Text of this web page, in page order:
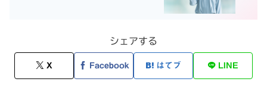
シェアする
X Facebook はてブ LINE